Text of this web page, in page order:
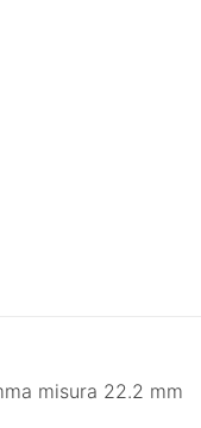
misura 22.2 mm